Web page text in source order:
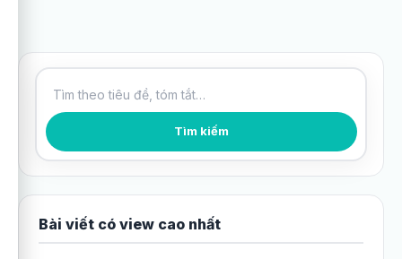
Tìm kiếm bài viết Tìm kiếm
Bài viết có view cao nhất